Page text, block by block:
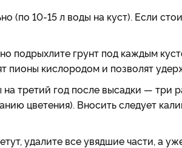
(по 10-15 л воды на куст). Если
подрыхлите грунт под каждым
пионы кислородом и позволят
третий год после высадки — три
цветения). Вносить следует
удалите все увядшие части, а